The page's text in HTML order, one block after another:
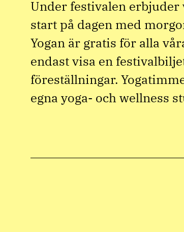
Under festivalen erbjuder
start på dagen med
Yogan är gratis för alla
endast visa en
föreställningar.
egna yoga- och wellness